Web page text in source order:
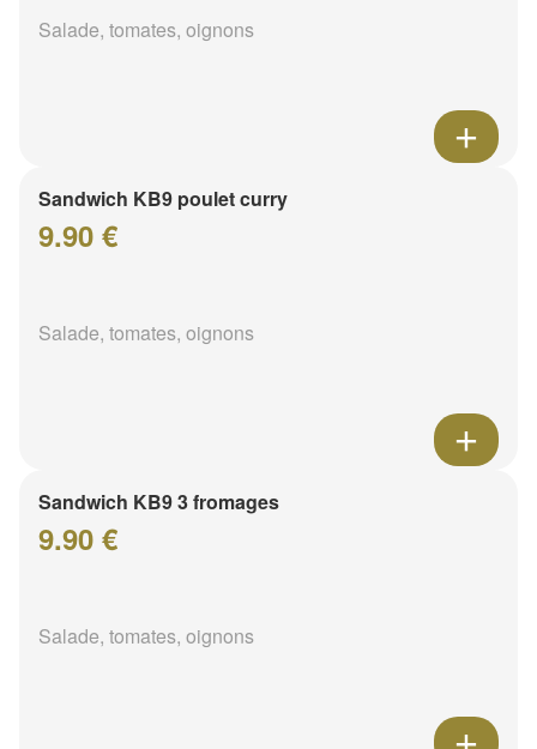
Salade, tomates, oignons
Sandwich KB9 poulet curry
9.90 €
Salade, tomates, oignons
Sandwich KB9 3 fromages
9.90 €
Salade, tomates, oignons